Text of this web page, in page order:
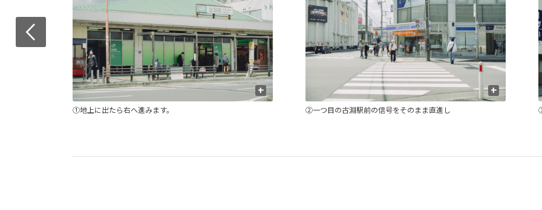
+
①地上に出たら右へ進みます。
+
②一つ目の古淵駅前の信号をそのまま直進し